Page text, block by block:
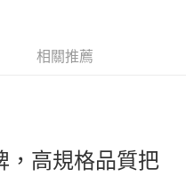
費
相關推薦
，高規格品質把